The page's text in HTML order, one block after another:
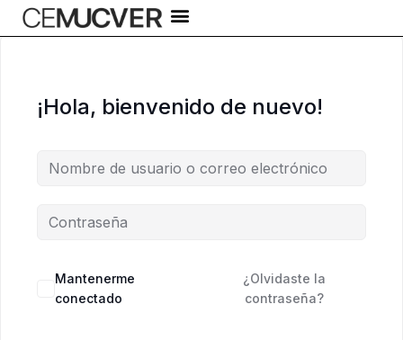
al
¡Hola, bienvenido de nuevo!
Alternative:
Mantenerme
conectado
¿Olvidaste la
contraseña?